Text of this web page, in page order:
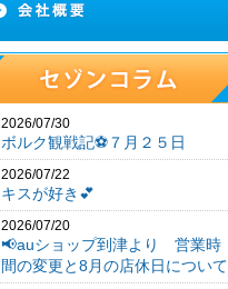
2026/07/30
ボルク観戦記⚽７月２５日
2026/07/22
キスが好き💕
2026/07/20
📢auショップ到津より 営業時
間の変更と8月の店休日について